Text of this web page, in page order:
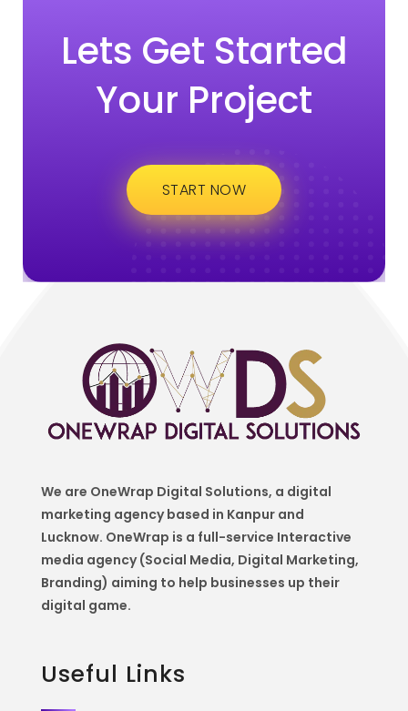
Lets Get Started
Your Project
START NOW
We are OneWrap Digital Solutions, a digital
marketing agency based in Kanpur and
Lucknow. OneWrap is a full-service Interactive
media agency (Social Media, Digital Marketing,
Branding) aiming to help businesses up their
digital game.
Useful Links